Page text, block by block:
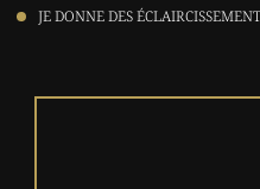
merci Vanessa
JE DONNE DES